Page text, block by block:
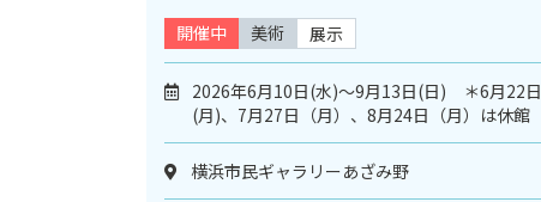
開催中 美術 展示
2026年6月10日(水)～9月13日(日) ＊6月22日
(月)、7月27日（月）、8月24日（月）は休館
横浜市民ギャラリーあざみ野